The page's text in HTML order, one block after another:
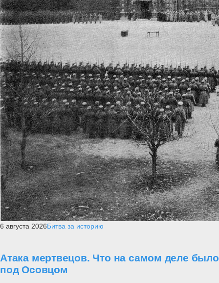
6 августа 2026Битва за историю
Атака мертвецов. Что на самом деле было
под Осовцом